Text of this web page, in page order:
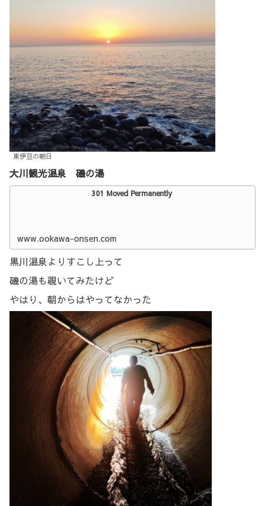
東伊豆の朝日
大川観光温泉 磯の湯
301 Moved Permanently
www.ookawa-onsen.com
黒川温泉よりすこし上って
磯の湯も覗いてみたけど
やはり、朝からはやってなかった